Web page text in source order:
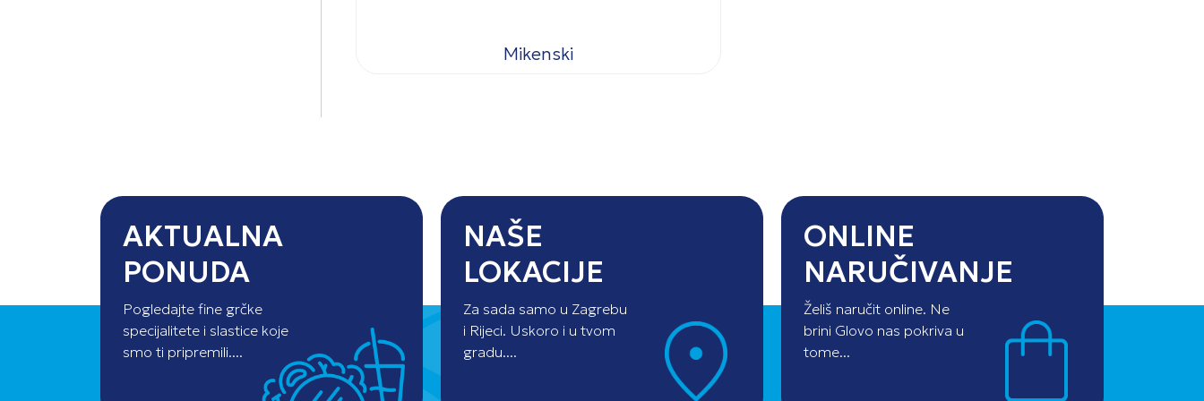
Mikenski
AKTUALNA
PONUDA
Pogledajte fine grčke
specijalitete i slastice koje
smo ti pripremili....
NAŠE
LOKACIJE
Za sada samo u Zagrebu
i Rijeci. Uskoro i u tvom
gradu....
ONLINE
NARUČIVANJE
Želiš naručit online. Ne
brini Glovo nas pokriva u
tome...